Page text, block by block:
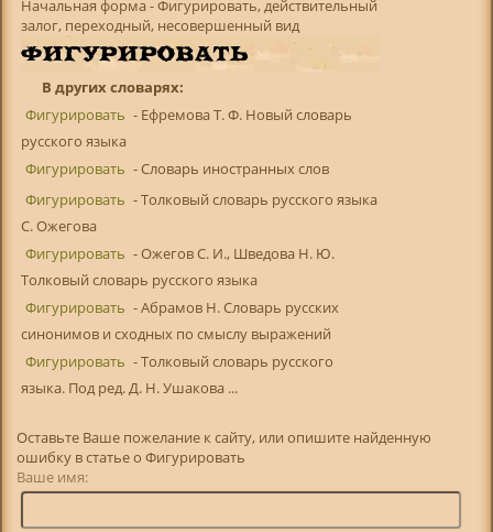
Начальная форма - Фигурировать, действительный
залог, переходный, несовершенный вид
В других словарях:
Фигурировать - Ефремова Т. Ф. Новый словарь
русского языка
Фигурировать - Словарь иностранных слов
Фигурировать - Толковый словарь русского языка
С. Ожегова
Фигурировать - Ожегов С. И., Шведова Н. Ю.
Толковый словарь русского языка
Фигурировать - Абрамов Н. Словарь русских
синонимов и сходных по смыслу выражений
Фигурировать - Толковый словарь русского
языка. Под ред. Д. Н. Ушакова ...
Оставьте Ваше пожелание к сайту, или опишите найденную
ошибку в статье о Фигурировать
Ваше имя: